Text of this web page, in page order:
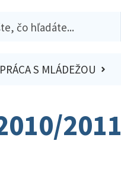
PRÁCA S MLÁDEŽOU
2011